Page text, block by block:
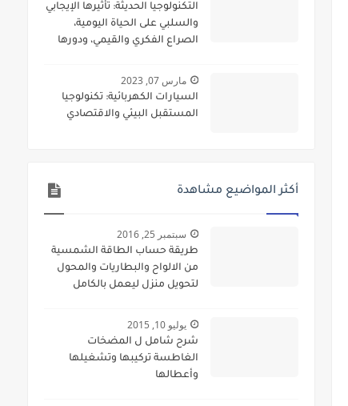
التكنولوجيا الحديثة: تأثيرها الإيجابي
والسلبي على الحياة اليومية،
الصراع الفكري والقيمي، ودورها
مارس 07, 2023
السيارات الكهربائية: تكنولوجيا
المستقبل البيئي والاقتصادي
أكثر المواضيع مشاهدة
سبتمبر 25, 2016
طريقة حساب الطاقة الشمسية
من الالواح والبطاريات والمحول
لتحويل منزل ليعمل بالكامل
يوليو 10, 2015
شرح شامل ل المضخات
الغاطسة تركيبها وتشغيلها
وأعطالها